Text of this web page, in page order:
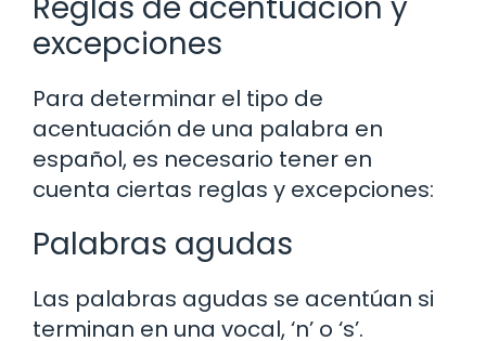
excepciones
Para determinar el tipo de
acentuación de una palabra en
español, es necesario tener en
cuenta ciertas reglas y excepciones:
Palabras agudas
Las palabras agudas se acentúan si
terminan en una vocal, ‘n’ o ‘s’.